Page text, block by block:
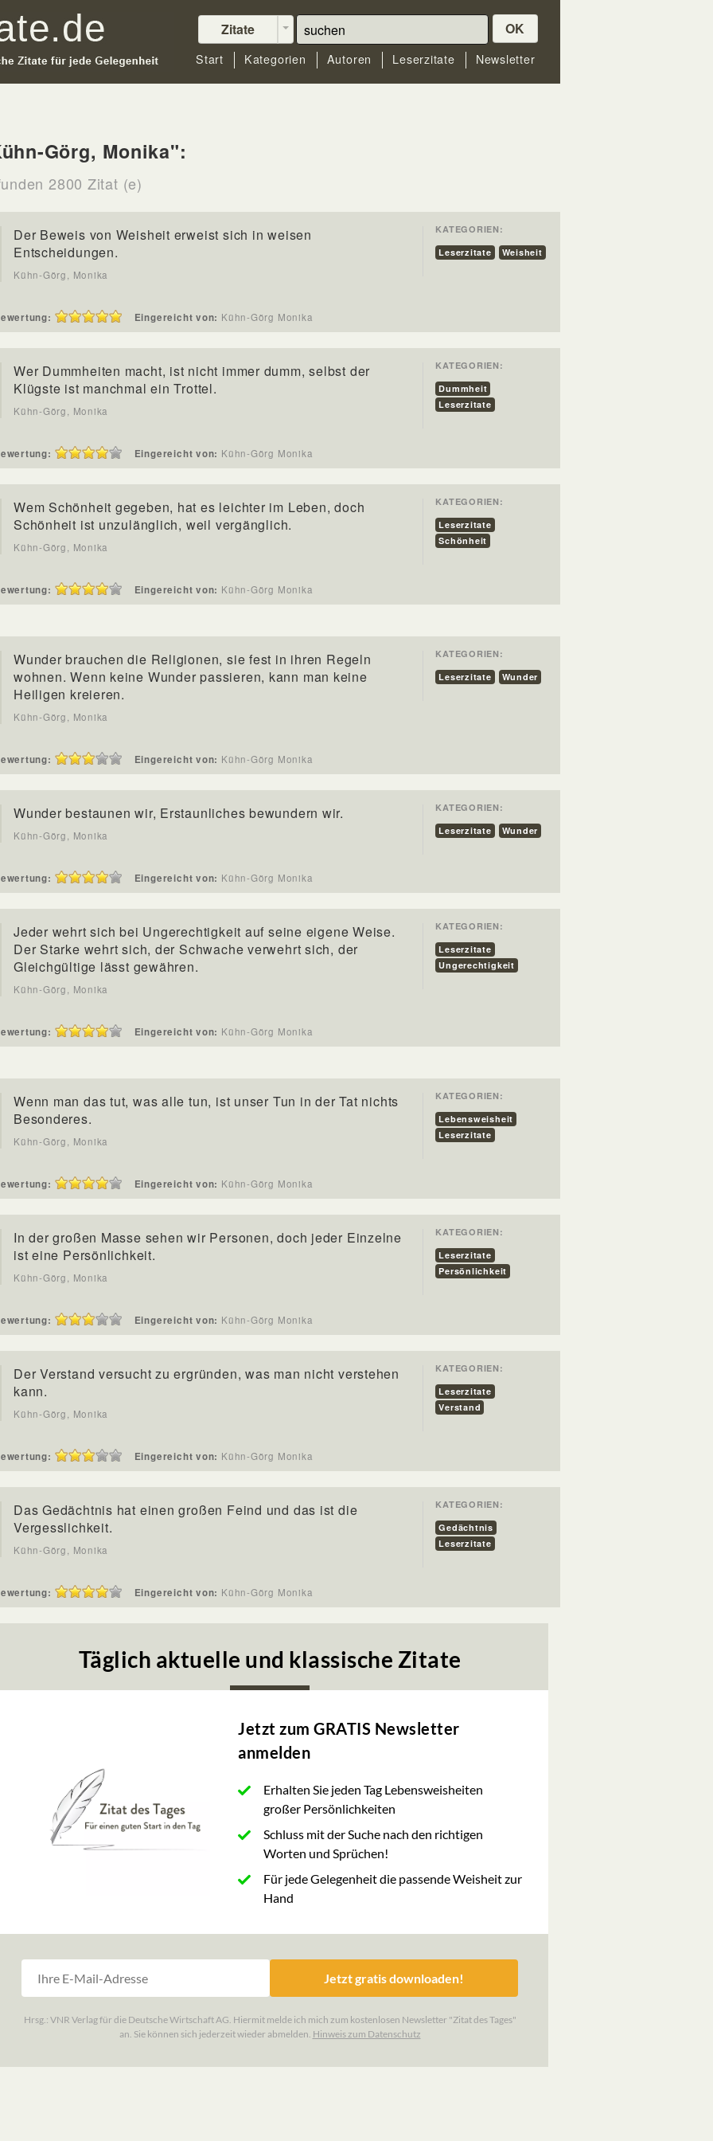
Zitate OK
Start Kategorien Autoren Leserzitate Newsletter
Görg, Monika":
2800 Zitat (e)
Der Beweis von Weisheit erweist sich in weisen
Entscheidungen.
Kühn-Görg, Monika
KATEGORIEN:
Leserzitate
Weisheit
Eingereicht von: Kühn-Görg Monika
Wer Dummheiten macht, ist nicht immer dumm, selbst der
Klügste ist manchmal ein Trottel.
Kühn-Görg, Monika
KATEGORIEN:
Dummheit
Leserzitate
Eingereicht von: Kühn-Görg Monika
Wem Schönheit gegeben, hat es leichter im Leben, doch
Schönheit ist unzulänglich, weil vergänglich.
Kühn-Görg, Monika
KATEGORIEN:
Leserzitate
Schönheit
Eingereicht von: Kühn-Görg Monika
Wunder brauchen die Religionen, sie fest in ihren Regeln
wohnen. Wenn keine Wunder passieren, kann man keine
Heiligen kreieren.
Kühn-Görg, Monika
KATEGORIEN:
Leserzitate
Wunder
Eingereicht von: Kühn-Görg Monika
Wunder bestaunen wir, Erstaunliches bewundern wir.
Kühn-Görg, Monika
KATEGORIEN:
Leserzitate
Wunder
Eingereicht von: Kühn-Görg Monika
Jeder wehrt sich bei Ungerechtigkeit auf seine eigene Weise.
Der Starke wehrt sich, der Schwache verwehrt sich, der
Gleichgültige lässt gewähren.
Kühn-Görg, Monika
KATEGORIEN:
Leserzitate
Ungerechtigkeit
Eingereicht von: Kühn-Görg Monika
Wenn man das tut, was alle tun, ist unser Tun in der Tat nichts
Besonderes.
Kühn-Görg, Monika
KATEGORIEN:
Lebensweisheit
Leserzitate
Eingereicht von: Kühn-Görg Monika
In der großen Masse sehen wir Personen, doch jeder Einzelne
ist eine Persönlichkeit.
Kühn-Görg, Monika
KATEGORIEN:
Leserzitate
Persönlichkeit
Eingereicht von: Kühn-Görg Monika
Der Verstand versucht zu ergründen, was man nicht verstehen
kann.
Kühn-Görg, Monika
KATEGORIEN:
Leserzitate
Verstand
Eingereicht von: Kühn-Görg Monika
Das Gedächtnis hat einen großen Feind und das ist die
Vergesslichkeit.
Kühn-Görg, Monika
KATEGORIEN:
Gedächtnis
Leserzitate
Eingereicht von: Kühn-Görg Monika